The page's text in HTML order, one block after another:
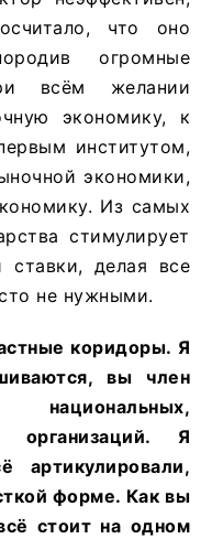
что оно
огромные
всём желании
экономику, к
институтом,
экономики,
Из самых
стимулирует
делая все
не нужными.
коридоры. Я
вы член
национальных,
организаций. Я
форме. Как вы
стоит на одном